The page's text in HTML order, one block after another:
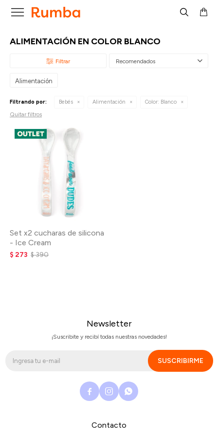

ALIMENTACIÓN EN COLOR BLANCO
Recomendados
Alimentación
Filtrando por: Bebés Alimentación Color: Blanco
Quitar filtros
Set x2 cucharas de silicona
- Ice Cream
$ 273 $390
Contacto
Newsletter
¡Suscribite y recibí todas nuestras novedades!
SUSCRIBIRME
  